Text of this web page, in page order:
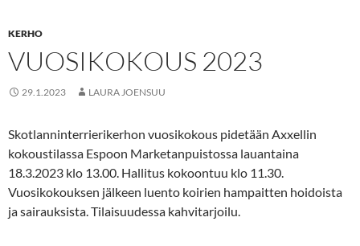
KERHO
VUOSIKOKOUS 2023
29.1.2023 LAURA JOENSUU
Skotlanninterrierikerhon vuosikokous pidetään Axxellin
kokoustilassa Espoon Marketanpuistossa lauantaina
18.3.2023 klo 13.00. Hallitus kokoontuu klo 11.30.
Vuosikokouksen jälkeen luento koirien hampaitten hoidoista
ja sairauksista. Tilaisuudessa kahvitarjoilu.